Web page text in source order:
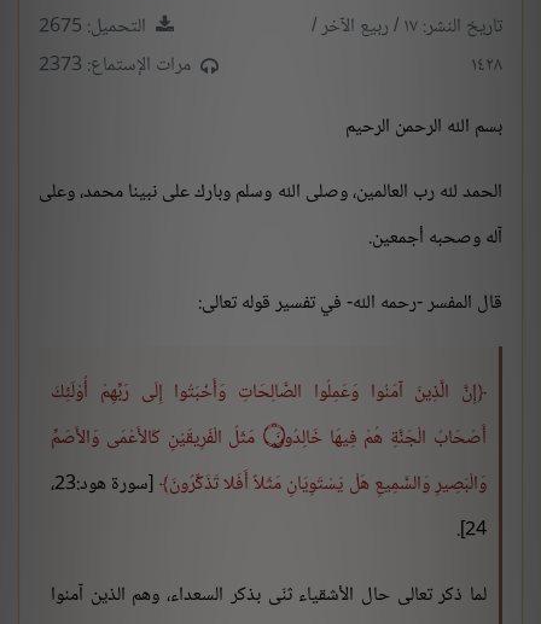
تاريخ النشر: ١٧ / ربيع الآخر /
١٤٢٨
التحميل: 2675
مرات الإستماع: 2373
بسم الله الرحمن الرحيم
الحمد لله رب العالمين، وصلى الله وسلم وبارك على نبينا محمد، وعلى
آله وصحبه أجمعين.
قال المفسر -رحمه الله- في تفسير قوله تعالى:
إِنَّ الَّذِينَ آمَنُوا وَعَمِلُوا الصَّالِحَاتِ وَأَخْبَتُوا إِلَى رَبِّهِمْ أُوْلَئِكَ
أَصْحَابُ الْجَنَّةِ هُمْ فِيهَا خَالِدُونَ۝ مَثَلُ الْفَرِيقَيْنِ كَالأَعْمَى وَالأَصَمِّ
وَالْبَصِيرِ وَالسَّمِيعِ هَلْ يَسْتَوِيَانِ مَثَلاً أَفَلا تَذَكَّرُونَ
[سورة هود:23،
24].
لما ذكر تعالى حال الأشقياء ثنّى بذكر السعداء، وهم الذين آمنوا